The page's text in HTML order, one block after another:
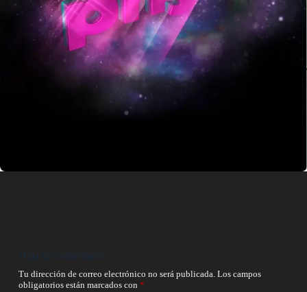
Deja un comentario
Tu dirección de correo electrónico no será publicada. Los campos
obligatorios están marcados con *